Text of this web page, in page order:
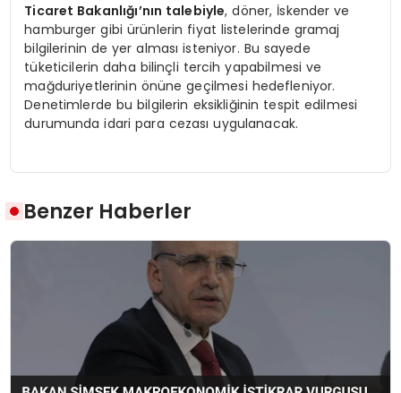
Ticaret Bakanlığı’nın talebiyle, döner, İskender ve
hamburger gibi ürünlerin fiyat listelerinde gramaj
bilgilerinin de yer alması isteniyor. Bu sayede
tüketicilerin daha bilinçli tercih yapabilmesi ve
mağduriyetlerinin önüne geçilmesi hedefleniyor.
Denetimlerde bu bilgilerin eksikliğinin tespit edilmesi
durumunda idari para cezası uygulanacak.
Benzer Haberler